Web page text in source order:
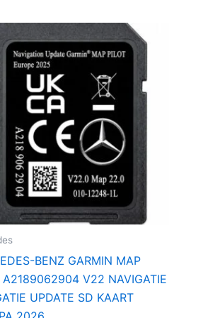
BENZ GARMIN MAP
A2189062904 V22 NAVIGATIE
UPDATE SD KAART